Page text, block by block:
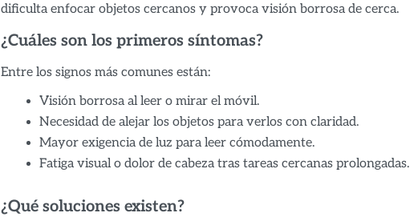
dificulta enfocar objetos cercanos y provoca visión borrosa de cerca.
¿Cuáles son los primeros síntomas?
Entre los signos más comunes están:
Visión borrosa al leer o mirar el móvil.
Necesidad de alejar los objetos para verlos con claridad.
Mayor exigencia de luz para leer cómodamente.
Fatiga visual o dolor de cabeza tras tareas cercanas prolongadas.
¿Qué soluciones existen?